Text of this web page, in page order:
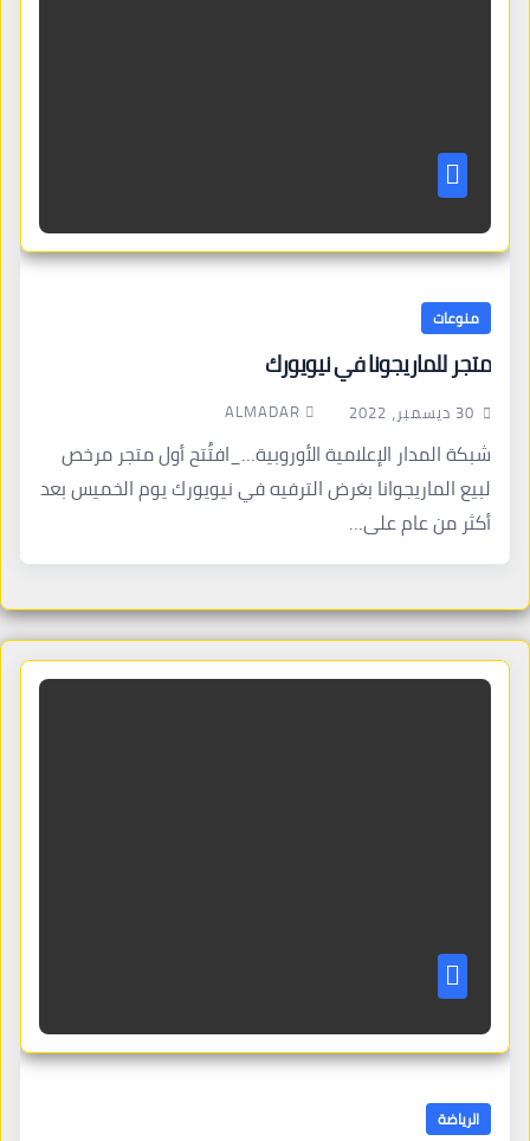
منوعات
متجر للماريجونا في نيويورك
30 ديسمبر، 2022 ALMADAR
شبكة المدار الإعلامية الأوروبية…_افتُتح أول متجر مرخص
لبيع الماريجوانا بغرض الترفيه في نيويورك يوم الخميس بعد
أكثر من عام على…
الرياضة